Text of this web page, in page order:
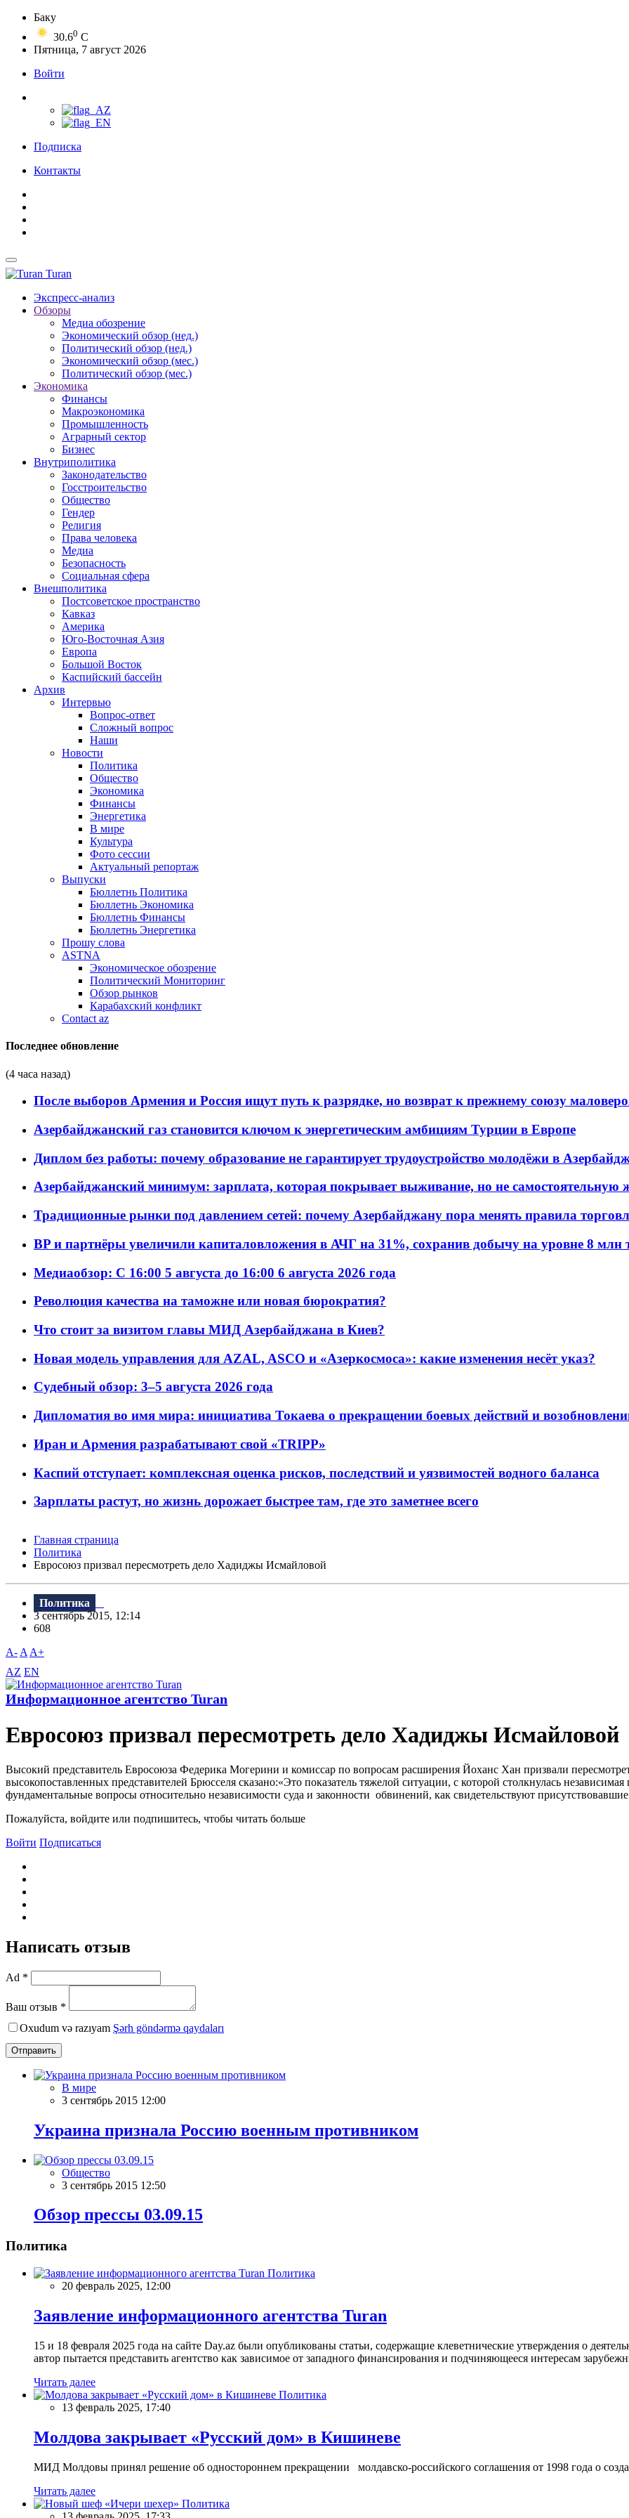
Баку
30.60 C
Пятница, 7 август 2026
Войти
Подписка
Контакты
Turan
Экспресс-анализ
Обзоры
Медиа обозрение
Экономический обзор (нед.)
Политический обзор (нед.)
Экономический обзор (мес.)
Политический обзор (мес.)
Экономика
Финансы
Макроэкономика
Промышленность
Аграрный сектор
Бизнес
Внутриполитика
Законодательство
Госстроительство
Общество
Гендер
Религия
Права человека
Медиа
Безопасность
Социальная сфера
Внешполитика
Постсоветское пространство
Кавказ
Америка
Юго-Восточная Азия
Европа
Большой Восток
Каспийский бассейн
Архив
Интервью
Вопрос-ответ
Сложный вопрос
Наши
Новости
Политика
Общество
Экономика
Финансы
Энергетика
В мире
Культура
Фото сессии
Актуальный репортаж
Выпуски
Бюллетнь Политика
Бюллетнь Экономика
Бюллетнь Финансы
Бюллетнь Энергетика
Прошу слова
ASTNA
Экономическое обозрение
Политический Мониторинг
Обзор рынков
Карабахский конфликт
Contact az
Последнее обновление
(4 часа назад)
После выборов Армения и Россия ищут путь к разрядке, но возврат к прежнему союзу
Азербайджанский газ становится ключом к энергетическим амбициям Турции в Европе
Диплом без работы: почему образование не гарантирует трудоустройство молодёжи в
Азербайджанский минимум: зарплата, которая покрывает выживание, но не самостоятельную
Традиционные рынки под давлением сетей: почему Азербайджану пора менять правила
BP и партнёры увеличили капиталовложения в АЧГ на 31%, сохранив добычу на уровне 8 млн
Медиаобзор: С 16:00 5 августа до 16:00 6 августа 2026 года
Революция качества на таможне или новая бюрократия?
Что стоит за визитом главы МИД Азербайджана в Киев?
Новая модель управления для AZAL, ASCO и «Азеркосмоса»: какие изменения несёт указ?
Судебный обзор: 3–5 августа 2026 года
Дипломатия во имя мира: инициатива Токаева о прекращении боевых действий и
Иран и Армения разрабатывают свой «TRIPP»
Каспий отступает: комплексная оценка рисков, последствий и уязвимостей водного баланса
Зарплаты растут, но жизнь дорожает быстрее там, где это заметнее всего
Главная страница
Политика
Евросоюз призвал пересмотреть дело Хадиджы Исмайловой
Политика
3 сентябрь 2015, 12:14
608
A- A A+
AZ EN
Информационное агентство Turan
Евросоюз призвал пересмотреть дело Хадиджы Исмайловой
Высокий представитель Евросоюза Федерика Могерини и комиссар по вопросам расширения Йоханс Хан призвали
высокопоставленных представителей Брюсселя сказано:«Это показатель тяжелой ситуации, с которой столкнулась
фундаментальные вопросы относительно независимости суда и законности обвинений, как свидетельствуют
Пожалуйста, войдите или подпишитесь, чтобы читать больше
Войти Подписаться
Написать отзыв
Ad *
Ваш отзыв *
Oxudum və razıyam Şərh göndərmə qaydaları
Отправить
В мире
3 сентябрь 2015 12:00
Украина признала Россию военным противником
Общество
3 сентябрь 2015 12:50
Обзор прессы 03.09.15
Политика
Политика
20 февраль 2025, 12:00
Заявление информационного агентства Turan
15 и 18 февраля 2025 года на сайте Day.az были опубликованы статьи, содержащие клеветнические утверждения о
автор пытается представить агентство как зависимое от западного финансирования и подчиняющееся интересам
Читать далее
Политика
13 февраль 2025, 17:40
Молдова закрывает «Русский дом» в Кишиневе
МИД Молдовы принял решение об одностороннем прекращении молдавско-российского соглашения от 1998 года о
Читать далее
Политика